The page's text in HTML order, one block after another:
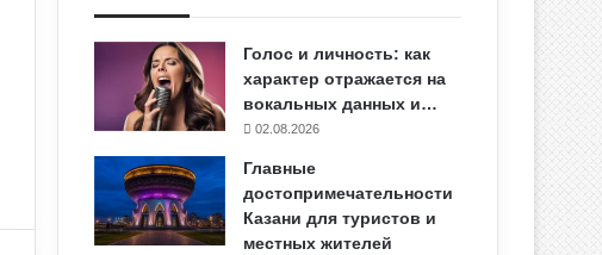
Голос и личность: как
характер отражается на
вокальных данных и…
02.08.2026
Главные
достопримечательности
Казани для туристов и
местных жителей